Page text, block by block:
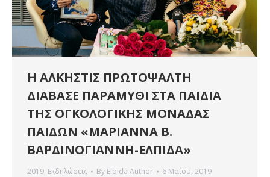
Η ΑΛΚΗΣΤΙΣ ΠΡΩΤΟΨΑΛΤΗ
ΔΙΑΒΑΣΕ ΠΑΡΑΜΥΘΙ ΣΤΑ ΠΑΙΔΙΑ
ΤΗΣ ΟΓΚΟΛΟΓΙΚΗΣ ΜΟΝΑΔΑΣ
ΠΑΙΔΩΝ «ΜΑΡΙΑΝΝΑ Β.
ΒΑΡΔΙΝΟΓΙΑΝΝΗ-ΕΛΠΙΔΑ»
2019, Εκδηλώσεις By Elpida Author 6 Μαΐου, 2019